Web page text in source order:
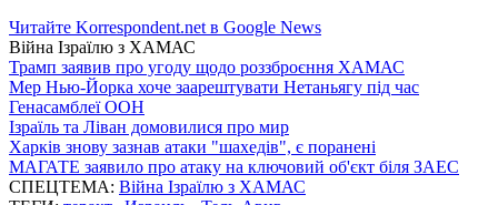
Читайте Korrespondent.net в Google News
Війна Ізраїлю з ХАМАС
Трамп заявив про угоду щодо роззброєння ХАМАС
Мер Нью-Йорка хоче заарештувати Нетаньягу під час
Генасамблеї ООН
Ізраїль та Ліван домовилися про мир
Харків знову зазнав атаки "шахедів", є поранені
МАГАТЕ заявило про атаку на ключовий об'єкт біля ЗАЕС
СПЕЦТЕМА: Війна Ізраїлю з ХАМАС